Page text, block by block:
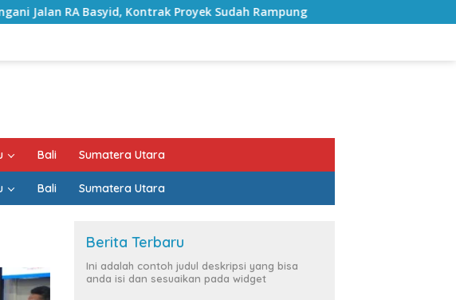
Kontrak Proyek Sudah Rampung Bulan Kemerdekaan, Bupati
Bali Sumatera Utara
Bali Sumatera Utara
Berita Terbaru
Ini adalah contoh judul deskripsi yang bisa
anda isi dan sesuaikan pada widget